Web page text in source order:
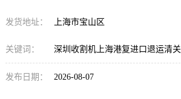
发货地址： 上海市宝山区
关键词： 深圳收割机上海港复进口退运清关
发布日期： 2026-08-07